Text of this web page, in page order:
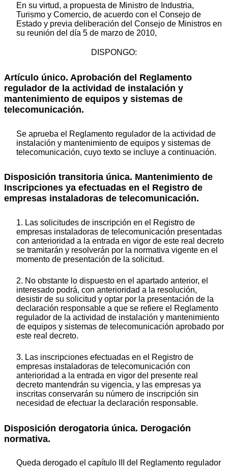
En su virtud, a propuesta de Ministro de Industria,
Turismo y Comercio, de acuerdo con el Consejo de
Estado y previa deliberación del Consejo de Ministros en
su reunión del día 5 de marzo de 2010,
DISPONGO:
Artículo único. Aprobación del Reglamento
regulador de la actividad de instalación y
mantenimiento de equipos y sistemas de
telecomunicación.
Se aprueba el Reglamento regulador de la actividad de
instalación y mantenimiento de equipos y sistemas de
telecomunicación, cuyo texto se incluye a continuación.
Disposición transitoria única. Mantenimiento de
Inscripciones ya efectuadas en el Registro de
empresas instaladoras de telecomunicación.
1. Las solicitudes de inscripción en el Registro de
empresas instaladoras de telecomunicación presentadas
con anterioridad a la entrada en vigor de este real decreto
se tramitarán y resolverán por la normativa vigente en el
momento de presentación de la solicitud.
2. No obstante lo dispuesto en el apartado anterior, el
interesado podrá, con anterioridad a la resolución,
desistir de su solicitud y optar por la presentación de la
declaración responsable a que se refiere el Reglamento
regulador de la actividad de instalación y mantenimiento
de equipos y sistemas de telecomunicación aprobado por
este real decreto.
3. Las inscripciones efectuadas en el Registro de
empresas instaladoras de telecomunicación con
anterioridad a la entrada en vigor del presente real
decreto mantendrán su vigencia, y las empresas ya
inscritas conservarán su número de inscripción sin
necesidad de efectuar la declaración responsable.
Disposición derogatoria única. Derogación
normativa.
Queda derogado el capítulo III del Reglamento regulador